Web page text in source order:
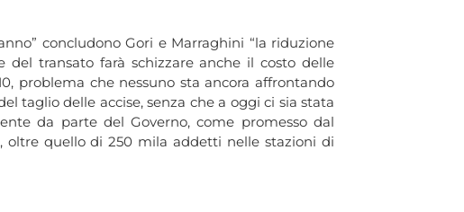
concludono Gori e Marraghini “la riduzione
del transato farà schizzare anche il costo delle
problema che nessuno sta ancora affrontando
taglio delle accise, senza che a oggi ci sia stata
da parte del Governo, come promesso dal
oltre quello di 250 mila addetti nelle stazioni di